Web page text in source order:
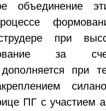
объединение
при
за
при
ПГ с участием